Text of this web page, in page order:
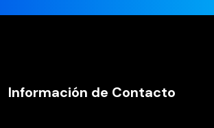
Información de Contacto